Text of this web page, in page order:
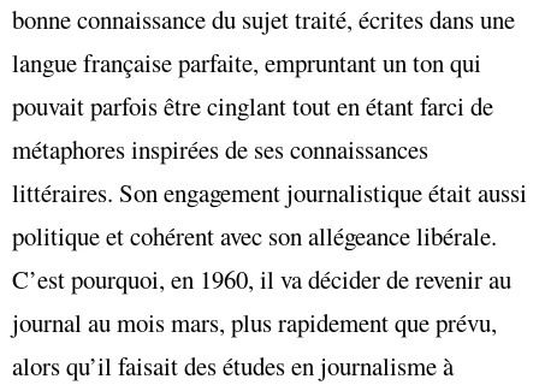
bonne connaissance du sujet traité, écrites dans une
langue française parfaite, empruntant un ton qui
pouvait parfois être cinglant tout en étant farci de
métaphores inspirées de ses connaissances
littéraires. Son engagement journalistique était aussi
politique et cohérent avec son allégeance libérale.
C’est pourquoi, en 1960, il va décider de revenir au
journal au mois mars, plus rapidement que prévu,
alors qu’il faisait des études en journalisme à